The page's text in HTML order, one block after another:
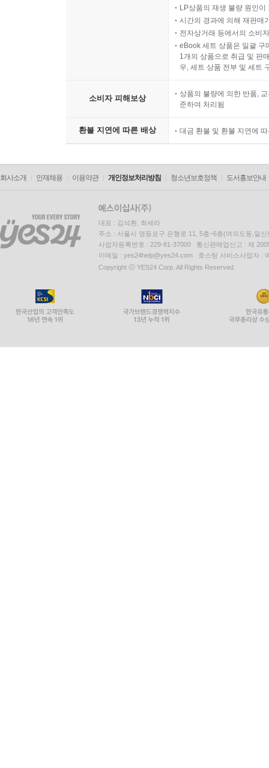
LP상품의 재생 불량 원인
시간의 경과에 의해 재판매
전자상거래 등에서의 소비
eBook 세트 상품은 일괄 구
1개의 상품으로 취급 및 판
우, 세트 상품 전부 및 세트
소비자 피해보상
상품의 불량에 의한 반품,
준하여 처리됨
환불 지연에 따른 배상 대금 환불 및 환불 지연에
회사소개 인재채용 이용약관 개인정보처리방침 청소년보호정책 도서홍보안내
대표 : 김석환, 최세라
주소 : 서울시 영등포구 은행로 11, 5층~6층(여의도동,일신
사업자등록번호 : 229-81-37000 통신판매업신고 : 제
이메일 : yes24help@yes24.com 호스팅 서비스사업자 :
Copyright ⓒ YES24 Corp. All Rights Reserved.